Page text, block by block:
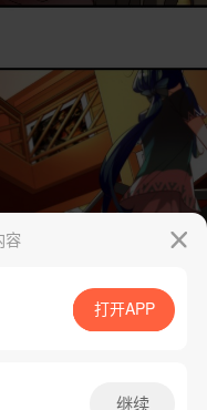
App免费看
容
打开APP
继续